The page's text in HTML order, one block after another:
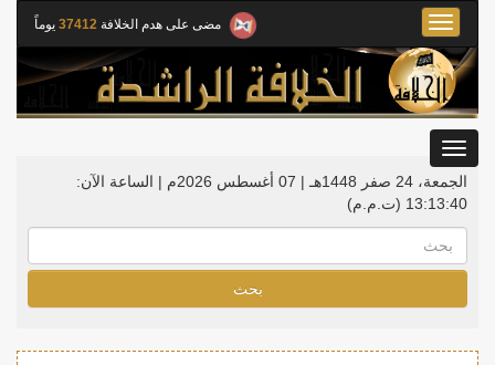
مضى على هدم الخلافة 37412 يوماً
Toggle
navigation
الجمعة، 24 صفر 1448هـ | 07 أغسطس 2026م |
الساعة الآن:
13:13:41 (ت.م.م)
بحث